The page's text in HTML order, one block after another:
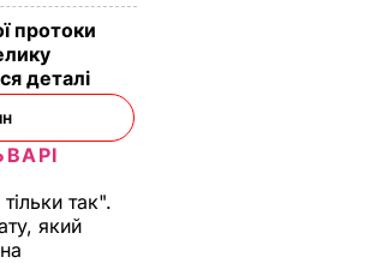
протоки
деталі
так".
який